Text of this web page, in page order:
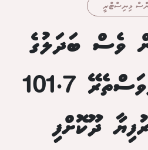
މިނިސްޓްރީ
ވެސް ބަދަލުގެ
ގޮތުގައި ހަ ދުވަސްތެރޭ 101.7
ދޫކޮށްފި